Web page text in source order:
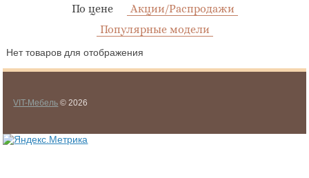
По цене
Акции/Распродажи
Популярные модели
Нет товаров для отображения
VIT-Мебель © 2026